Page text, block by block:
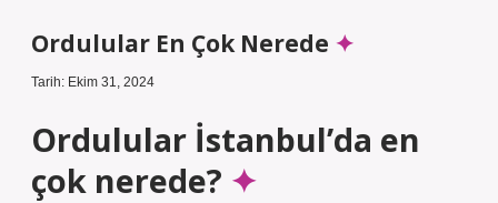
Ordulular En Çok Nerede
Tarih: Ekim 31, 2024
Ordulular İstanbul’da en
çok nerede?